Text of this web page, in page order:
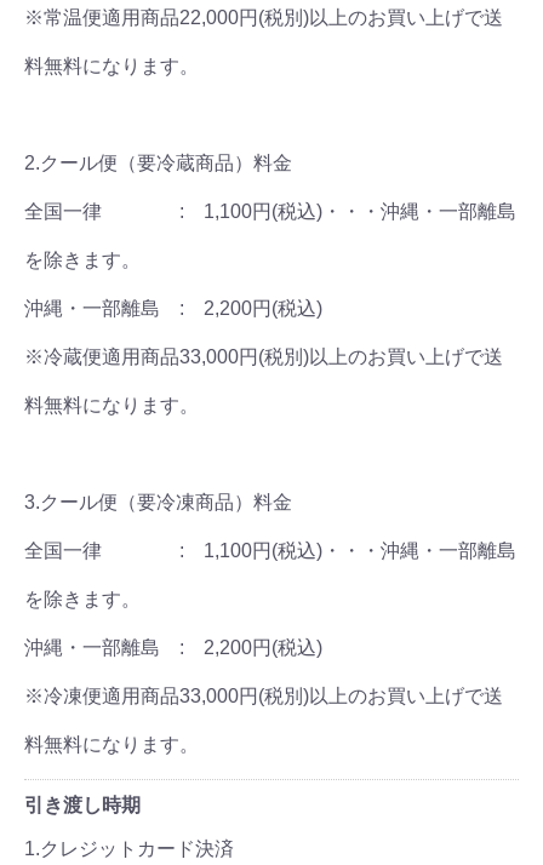
※常温便適用商品22,000円(税別)以上のお買い上げで送
料無料になります。
2.クール便（要冷蔵商品）料金
全国一律 : 1,100円(税込)・・・沖縄・一部離島
を除きます。
沖縄・一部離島 : 2,200円(税込)
※冷蔵便適用商品33,000円(税別)以上のお買い上げで送
料無料になります。
3.クール便（要冷凍商品）料金
全国一律 : 1,100円(税込)・・・沖縄・一部離島
を除きます。
沖縄・一部離島 : 2,200円(税込)
※冷凍便適用商品33,000円(税別)以上のお買い上げで送
料無料になります。
引き渡し時期
1.クレジットカード決済